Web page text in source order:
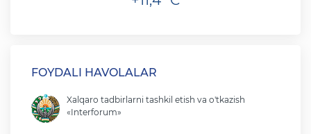
FOYDALI HAVOLALAR
Xalqaro tadbirlarni tashkil etish va o'tkazish
«Interforum»